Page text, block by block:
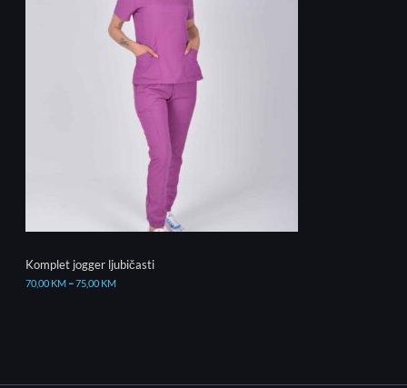
Komplet jogger ljubičasti
70,00 KM–75,00 KM